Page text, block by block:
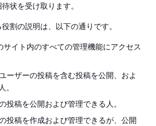
状を受け取ります。
割の説明は、以下の通りです。
イト内のすべての管理機能にアクセス
ーザーの投稿を含む投稿を公開、およ
投稿を公開および管理できる人。
投稿を作成および管理できるが、公開